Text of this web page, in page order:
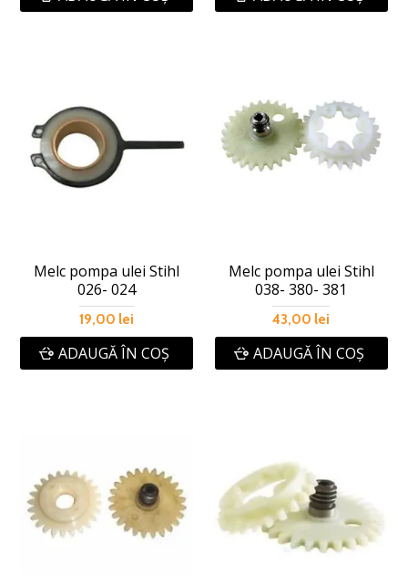
Melc pompa ulei Stihl
026- 024
19,00 lei
ADAUGĂ ÎN COŞ
Melc pompa ulei Stihl
038- 380- 381
43,00 lei
ADAUGĂ ÎN COŞ